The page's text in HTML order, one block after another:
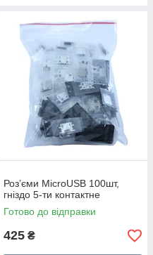
Роз’єми MicroUSB 100шт,
гніздо 5-ти контактне
Готово до відправки
425 ₴